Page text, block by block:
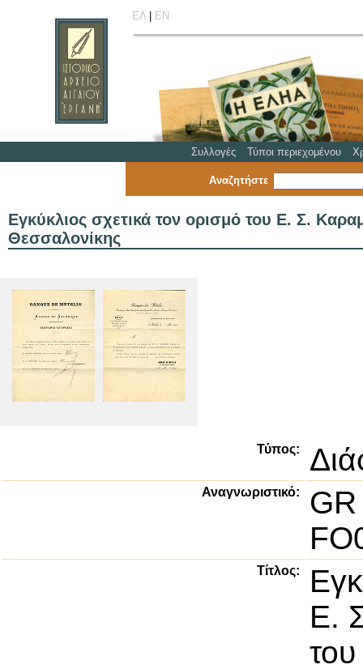
ΕΛ| ΕΝ
Συλλογές Τύποι περιεχομένου
Αναζητήστε
Εγκύκλιος σχετικά τον ορισμό του Ε. Σ.
Θεσσαλονίκης
Τύπος:
Αναγνωριστικό:
Τίτλος:
Ε.